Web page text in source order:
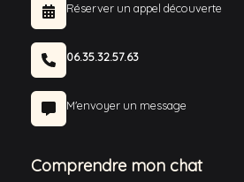
Réserver un appel découverte
06.35.32.57.63
M'envoyer un message
Comprendre mon chat